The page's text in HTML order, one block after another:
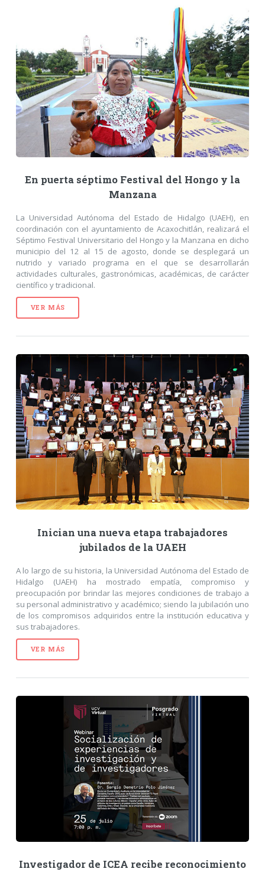
En puerta séptimo Festival del Hongo y la
Manzana
La Universidad Autónoma del Estado de Hidalgo (UAEH), en
coordinación con el ayuntamiento de Acaxochitlán, realizará el
Séptimo Festival Universitario del Hongo y la Manzana en dicho
municipio del 12 al 15 de agosto, donde se desplegará un
nutrido y variado programa en el que se desarrollarán
actividades culturales, gastronómicas, académicas, de carácter
científico y tradicional.
VER MÁS
Inician una nueva etapa trabajadores
jubilados de la UAEH
A lo largo de su historia, la Universidad Autónoma del Estado de
Hidalgo (UAEH) ha mostrado empatía, compromiso y
preocupación por brindar las mejores condiciones de trabajo a
su personal administrativo y académico; siendo la jubilación uno
de los compromisos adquiridos entre la institución educativa y
sus trabajadores.
VER MÁS
Investigador de ICEA recibe reconocimiento